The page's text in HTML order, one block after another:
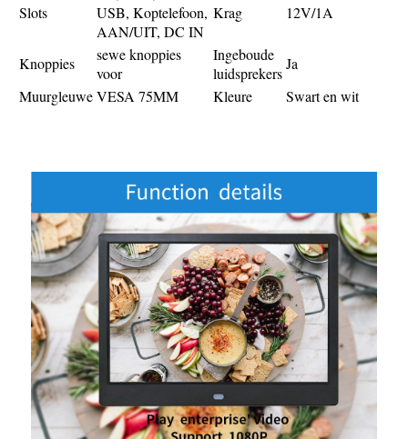
Slots
USB, Koptelefoon,
AAN/UIT, DC IN
Krag 12V/1A
Knoppies
sewe knoppies
voor
Ingeboude
luidsprekers
Ja
MuurgleuweVESA 75MM Kleure Swart en wit